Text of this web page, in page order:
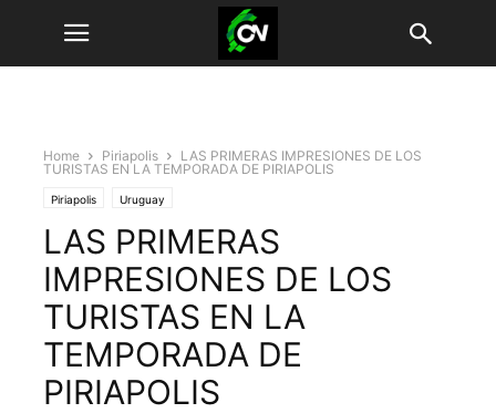
Home Piriapolis
LAS PRIMERAS IMPRESIONES DE LOS
TURISTAS EN LA TEMPORADA DE PIRIAPOLIS
Piriapolis Uruguay
LAS PRIMERAS
IMPRESIONES DE LOS
TURISTAS EN LA
TEMPORADA DE
PIRIAPOLIS